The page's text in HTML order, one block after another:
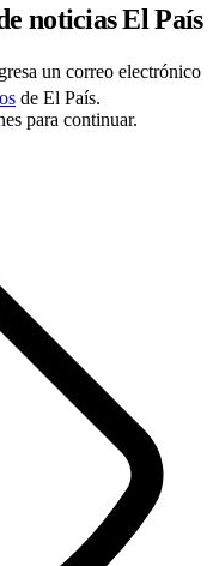
noticias El País
un correo electrónico
de El País.
para continuar.